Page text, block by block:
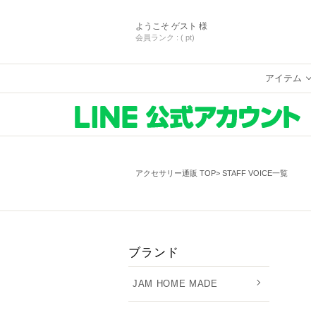
ようこそ ゲスト 様
会員ランク : ( pt)
アイテム
アクセサリー通販 TOP STAFF VOICE一覧
ブランド
JAM HOME MADE